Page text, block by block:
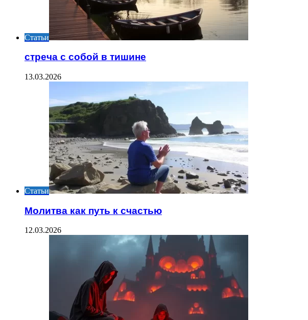
Статьи
стреча с собой в тишине
13.03.2026
Статьи
Молитва как путь к счастью
12.03.2026